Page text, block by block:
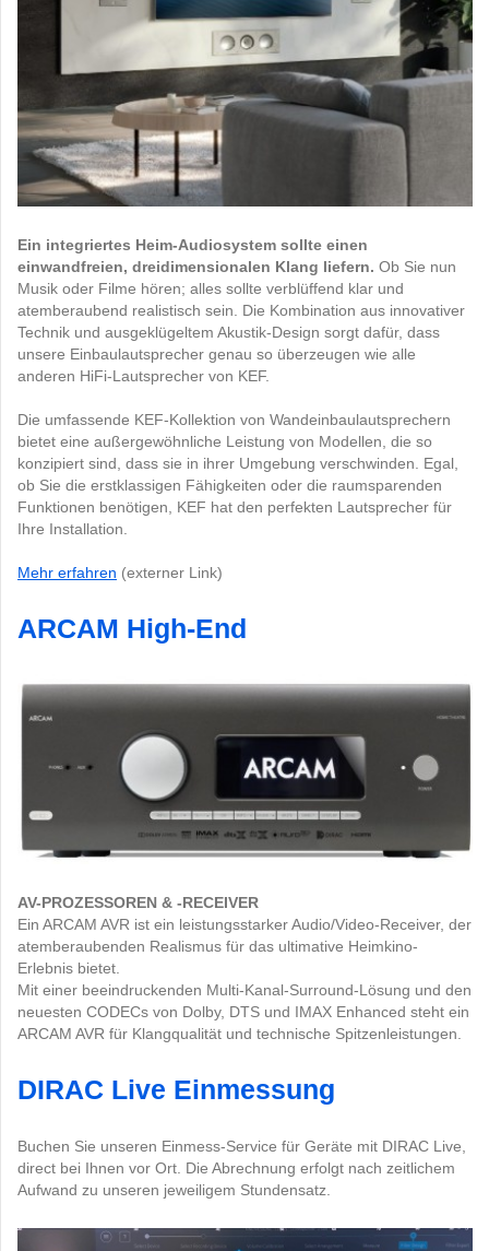
Ein integriertes Heim-Audiosystem sollte einen
einwandfreien, dreidimensionalen Klang liefern. Ob Sie nun
Musik oder Filme hören; alles sollte verblüffend klar und
atemberaubend realistisch sein. Die Kombination aus innovativer
Technik und ausgeklügeltem Akustik-Design sorgt dafür, dass
unsere Einbaulautsprecher genau so überzeugen wie alle
anderen HiFi-Lautsprecher von KEF.
Die umfassende KEF-Kollektion von Wandeinbaulautsprechern
bietet eine außergewöhnliche Leistung von Modellen, die so
konzipiert sind, dass sie in ihrer Umgebung verschwinden. Egal,
ob Sie die erstklassigen Fähigkeiten oder die raumsparenden
Funktionen benötigen, KEF hat den perfekten Lautsprecher für
Ihre Installation.
Mehr erfahren (externer Link)
ARCAM High-End
AV-PROZESSOREN & -RECEIVER
Ein ARCAM AVR ist ein leistungsstarker Audio/Video-Receiver, der
atemberaubenden Realismus für das ultimative Heimkino-
Erlebnis bietet.
Mit einer beeindruckenden Multi-Kanal-Surround-Lösung und den
neuesten CODECs von Dolby, DTS und IMAX Enhanced steht ein
ARCAM AVR für Klangqualität und technische Spitzenleistungen.
DIRAC Live Einmessung
Buchen Sie unseren Einmess-Service für Geräte mit DIRAC Live,
direct bei Ihnen vor Ort. Die Abrechnung erfolgt nach zeitlichem
Aufwand zu unseren jeweiligem Stundensatz.